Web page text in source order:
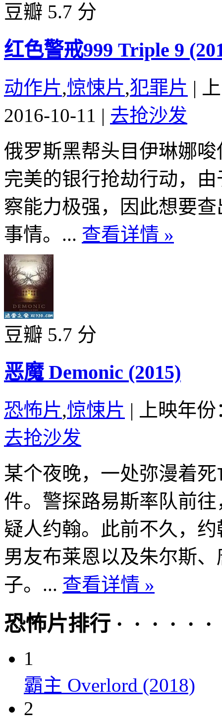
豆瓣 5.7 分
红色警戒999 Triple 9
动作片,惊悚片,犯罪片 |
2016-10-11 | 去抢沙发
俄罗斯黑帮头目伊琳娜
完美的银行抢劫行动，
察能力极强，因此想要
事情。... 查看详情 »
豆瓣 5.7 分
恶魔 Demonic (2015)
恐怖片,惊悚片 |
上映年
去抢沙发
某个夜晚，一处弥漫着
件。警探路易斯率队前
疑人约翰。此前不久，
男友布莱恩以及朱尔斯
子。... 查看详情 »
恐怖片排行 · · · · · ·
1
霸主 Overlord (2018)
2